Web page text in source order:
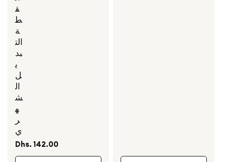
ق
ط
ة
الت
بد
ي
ل
ال
ش
ه
ر
ي
السعر
العادي
Dhs. 142.00